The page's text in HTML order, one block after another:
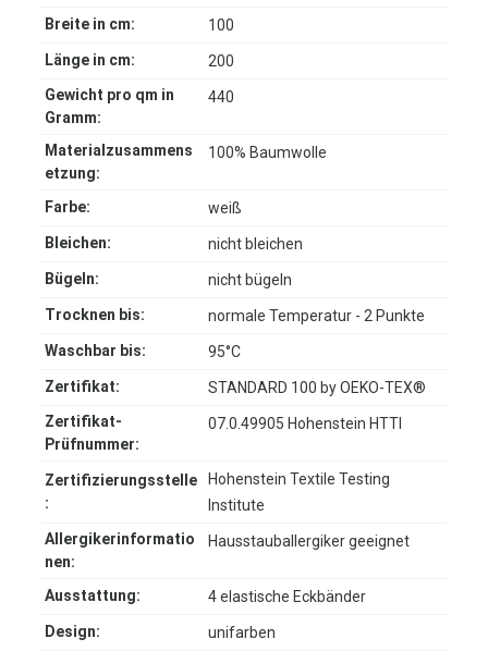
Breite in cm:
100
Länge in cm:
200
Gewicht pro qm in
Gramm:
440
Materialzusammens
etzung:
100% Baumwolle
Farbe:
weiß
Bleichen:
nicht bleichen
Bügeln:
nicht bügeln
Trocknen bis:
normale Temperatur - 2 Punkte
Waschbar bis:
95°C
Zertifikat:
STANDARD 100 by OEKO-TEX®
Zertifikat-
Prüfnummer:
07.0.49905 Hohenstein HTTI
Zertifizierungsstelle
:
Hohenstein Textile Testing
Institute
Allergikerinformatio
nen:
Hausstauballergiker geeignet
Ausstattung:
4 elastische Eckbänder
Design:
unifarben